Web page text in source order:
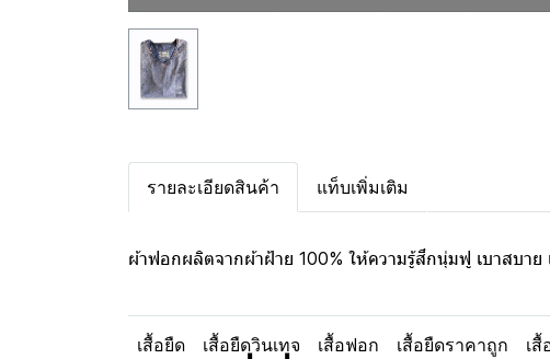
รายละเอียดสินค้า แท็บเพิ่มเติม
ผ้าฟอกผลิตจากผ้าฝ้าย 100% ให้ความรู้สึกนุ่มฟู เบาสบา
เสื้อยืด เสื้อยืดวินเทจ เสื้อฟอก เสื้อยืดราคาถูก เ